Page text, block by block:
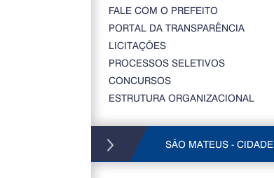
FALE COM O PREFEITO
PORTAL DA TRANSPARÊNCIA
LICITAÇÕES
PROCESSOS SELETIVOS
CONCURSOS
ESTRUTURA ORGANIZACIONAL
SÃO MATEUS - CIDADE